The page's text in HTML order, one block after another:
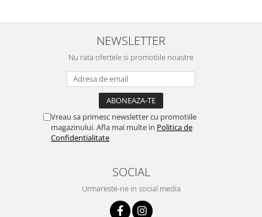
spatios, practic. Sunt multumit.
testul rezistenta!! Merita
NEWSLETTER
Nu rata ofertele si promotiile noastre
Vreau sa primesc newsletter cu promotiile
magazinului. Afla mai multe in Politica de
Confidentialitate
SOCIAL
Urmareste-ne in social media